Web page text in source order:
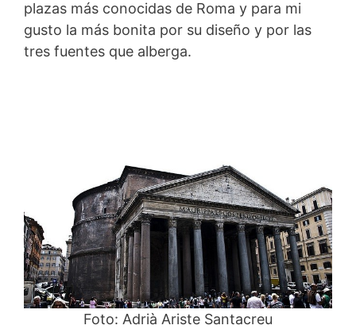
plazas más conocidas de Roma y para mi
gusto la más bonita por su diseño y por las
tres fuentes que alberga.
Foto: Adrià Ariste Santacreu